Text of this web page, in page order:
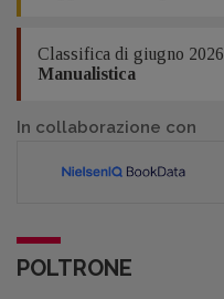
Classifica di giugno 2026
Manualistica
In collaborazione con
POLTRONE